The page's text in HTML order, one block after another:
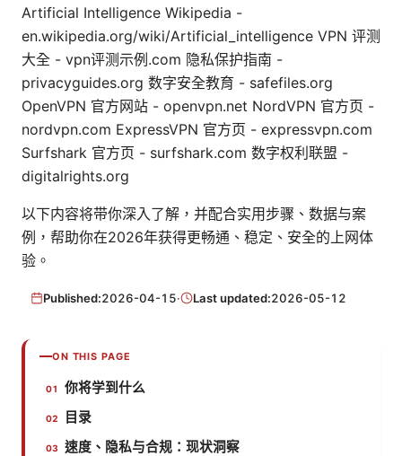
Artificial Intelligence Wikipedia -
en.wikipedia.org/wiki/Artificial_intelligence VPN 评测
大全 - vpn评测示例.com 隐私保护指南 -
privacyguides.org 数字安全教育 - safefiles.org
OpenVPN 官方网站 - openvpn.net NordVPN 官方页 -
nordvpn.com ExpressVPN 官方页 - expressvpn.com
Surfshark 官方页 - surfshark.com 数字权利联盟 -
digitalrights.org
以下内容将带你深入了解，并配合实用步骤、数据与案
例，帮助你在2026年获得更畅通、稳定、安全的上网体
验。
Published:2026-04-15· Last updated:2026-05-12
ON THIS PAGE
你将学到什么
目录
速度、隐私与合规：现状洞察